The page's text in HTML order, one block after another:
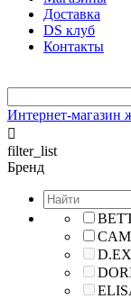
Доставка
DS клуб
Контакты
Интернет-магазин

filter_list
Бренд